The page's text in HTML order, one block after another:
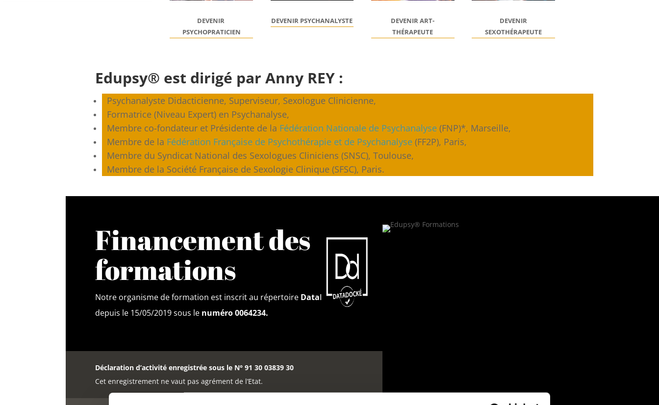
DEVENIR
PSYCHOPRATICIEN
DEVENIR PSYCHANALYSTE DEVENIRART-
THÉRAPEUTE
DEVENIR
SEXOTHÉRAPEUTE
Edupsy® est dirigé par Anny REY :
Psychanalyste Didacticienne, Superviseur, Sexologue Clinicienne,
Formatrice (Niveau Expert) en Psychanalyse,
Membre co-fondateur et Présidente de la Fédération Nationale de Psychanalyse (FNP)*, Marseille,
Membre de la Fédération Française de Psychothérapie et de Psychanalyse (FF2P), Paris,
Membre du Syndicat National des Sexologues Cliniciens (SNSC), Toulouse,
Membre de la Société Française de Sexologie Clinique (SFSC), Paris.
Financement des
formations
Notre organisme de formation est inscrit au répertoire DataDock
depuis le 15/05/2019 sous le numéro 0064234.
Déclaration d’activité enregistrée sous le N° 91 30 03839 30
Cet enregistrement ne vaut pas agrément de l’Etat.